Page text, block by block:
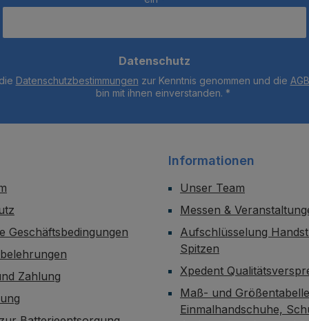
Datenschutz
Datenschutzbestimmungen zur Kenntnis genommen und die AGB
bin mit ihnen einverstanden. *
Geschäftsbedingungen
Zahlung
Informationen
Unser Team
Messen &
Aufschlüsselung
Spitzen
Xpedent
Maß- und
Einmalhandschuhe,